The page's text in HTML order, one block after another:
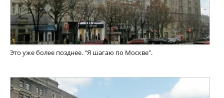
Это уже более позднее. "Я шагаю по Москве".